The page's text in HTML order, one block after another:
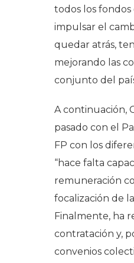
todos los fondos
impulsar el
quedar atrás,
mejorando las
conjunto del
A continuación,
pasado con el
FP con los
“hace falta
remuneración
focalización de
Finalmente, ha
contratación y,
convenios